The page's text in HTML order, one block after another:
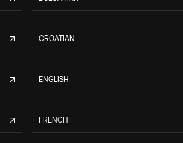
CROATIAN
ENGLISH
FRENCH